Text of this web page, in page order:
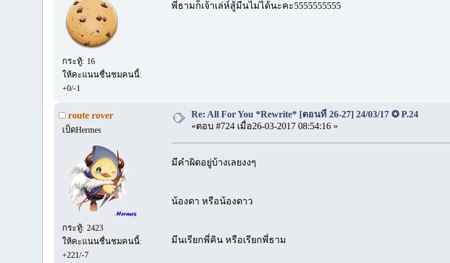
กระทู้: 16
ให้คะแนนชื่นชมคนนี้:
+0/-1
พี่ธามก็เจ้าเล่ห์สู้มีนไม่ได้นะคะ5555555555
route rover
เป็ดHermes
กระทู้: 2423
ให้คะแนนชื่นชมคนนี้:
+221/-7
Re: All For You *Rewrite* [ตอนที่ 26-27] 24/03/17 ✪ P.24
«ตอบ #724 เมื่อ26-03-2017 08:54:16 »
มีคำผิดอยู่บ้างเลยงงๆ
น้องดา หรือน้องดาว
มีนเรียกพี่คิน หรือเรียกพี่ธาม